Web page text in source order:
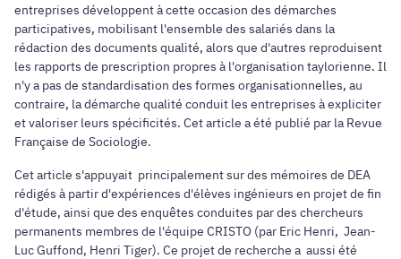
entreprises développent à cette occasion des démarches
participatives, mobilisant l'ensemble des salariés dans la
rédaction des documents qualité, alors que d'autres reproduisent
les rapports de prescription propres à l'organisation taylorienne. Il
n'y a pas de standardisation des formes organisationnelles, au
contraire, la démarche qualité conduit les entreprises à expliciter
et valoriser leurs spécificités. Cet article a été publié par la Revue
Française de Sociologie.
Cet article s'appuyait principalement sur des mémoires de DEA
rédigés à partir d'expériences d'élèves ingénieurs en projet de fin
d'étude, ainsi que des enquêtes conduites par des chercheurs
permanents membres de l'équipe CRISTO (par Eric Henri, Jean-
Luc Guffond, Henri Tiger). Ce projet de recherche a aussi été